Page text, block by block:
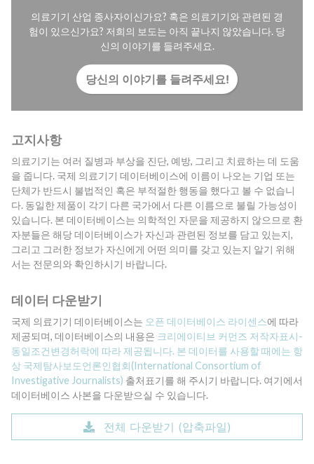
의료기기 산업 종사자이신가요? 혹은 의료기기와 관련된 경
험이 있으신가요? 저희의 보도는 아직 끝나지 않았습니다. 당
신의 이야기를 들려주세요.
당신의 이야기를 들려주세요!
고지사항
의료기기는 여러 질병과 부상을 진단, 예방, 그리고 치료하는 데 도움
을 줍니다. 국제 의료기기 데이터베이스에 이름이 나오는 기업 또는
단체가 반드시 불법적인 혹은 부적절한 행동을 했다고 볼 수 없습니
다. 동일한 제품이 각기 다른 국가에서 다른 이름으로 불릴 가능성이
있습니다. 본 데이터베이스는 의학적인 자문을 제공하지 않으므로 환
자분들은 해당 데이터베이스가 자신과 관련된 정보를 담고 있는지,
그리고 그러한 정보가 자신에게 어떤 의미를 갖고 있는지 알기 위해
서는 전문의와 확인하시기 바랍니다.
데이터 다운받기
국제 의료기기 데이터베이스는 오픈 데이터베이스 라이센스에 따라
제공되며, 데이터베이스의 내용은 크리에이티브 커먼즈 저작자표시-
동일조건변경허락에 따라 제공됩니다. 본 데이터를 사용할 때에는 항
상 국제탐사보도언론인협회(International Consortium of
Investigative Journalists) 출처표기를 해 주시기 바랍니다. 여기에서
데이터베이스 사본을 다운받으실 수 있습니다.
전체 다운받기 (압축파일)